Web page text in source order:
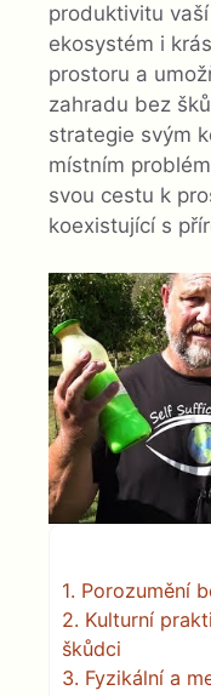
produktivitu
ekosystém i
prostoru a
zahradu bez
strategie svým
místním
svou cestu k
koexistující s
1. Porozumění
2. Kulturní
škůdci
3. Fyzikální a